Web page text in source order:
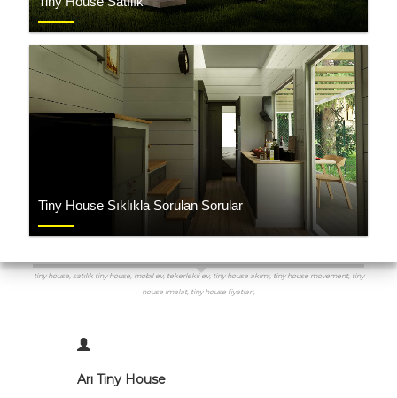
Tiny House Sıklıkla Sorulan Sorular
tiny house, satılık tiny house, mobil ev, tekerlekli ev, tiny house akımı, tiny house movement, tiny
house imalat, tiny house fiyatları,
Arı Tiny House